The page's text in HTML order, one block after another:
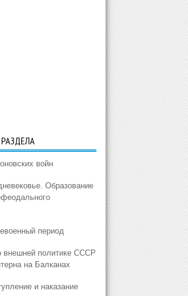
войн
Образование
период
внешней политике СССР
на Балканах
и наказание